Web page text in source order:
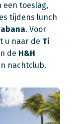
toeslag,
tijdens lunch
. Voor
u naar de Ti
de H&H
nachtclub.